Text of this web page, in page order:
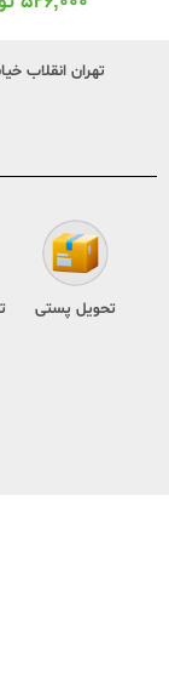
تهران انقلاب خیابان ۱۲ فروردین پایین تر از وحید
تحویل پستی